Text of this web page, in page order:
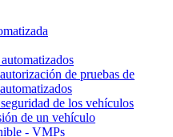
de pruebas de
de los vehículos
de un vehículo
- VMPs